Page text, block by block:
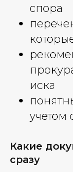
спора
иска
учетом
Какие
сразу